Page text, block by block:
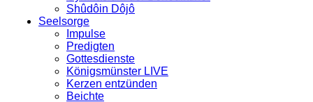
Shûdôin Dôjô
Seelsorge
Impulse
Predigten
Gottesdienste
Königsmünster LIVE
Kerzen entzünden
Beichte